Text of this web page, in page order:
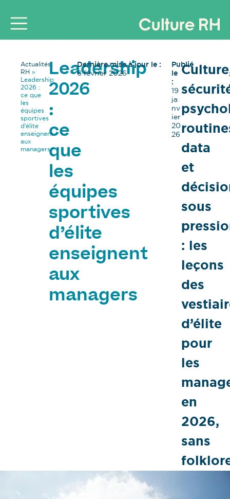
Actualités
RH »
Leadership
2026 :
ce que
les
équipes
sportives
d’élite
enseignent
aux
managers
Leadership
2026
:
ce
que
les
équipes
sportives
d’élite
enseignent
aux
managers
Dernière mise à jour le :
6 février 2026
Publié
le
:
19
ja
nv
ier
20
26
data
et
sous
: les
leçons
des
d’élite
pour
les
en
2026,
sans